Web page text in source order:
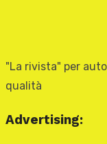
"La rivista" per
qualità
Advertising: